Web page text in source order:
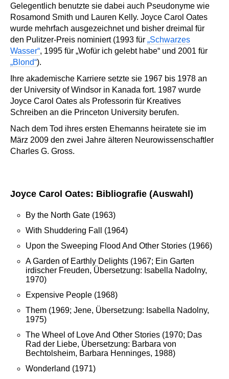
Gelegentlich benutzte sie dabei auch Pseudonyme wie
Rosamond Smith und Lauren Kelly. Joyce Carol Oates
wurde mehrfach ausgezeichnet und bisher dreimal für
den Pulitzer-Preis nominiert (1993 für „Schwarzes
Wasser“, 1995 für „Wofür ich gelebt habe“ und 2001 für
„Blond“).
Ihre akademische Karriere setzte sie 1967 bis 1978 an
der University of Windsor in Kanada fort. 1987 wurde
Joyce Carol Oates als Professorin für Kreatives
Schreiben an die Princeton University berufen.
Nach dem Tod ihres ersten Ehemanns heiratete sie im
März 2009 den zwei Jahre älteren Neurowissenschaftler
Charles G. Gross.
Joyce Carol Oates: Bibliografie (Auswahl)
By the North Gate (1963)
With Shuddering Fall (1964)
Upon the Sweeping Flood And Other Stories (1966)
A Garden of Earthly Delights (1967; Ein Garten
irdischer Freuden, Übersetzung: Isabella Nadolny,
1970)
Expensive People (1968)
Them (1969; Jene, Übersetzung: Isabella Nadolny,
1975)
The Wheel of Love And Other Stories (1970; Das
Rad der Liebe, Übersetzung: Barbara von
Bechtolsheim, Barbara Henninges, 1988)
Wonderland (1971)